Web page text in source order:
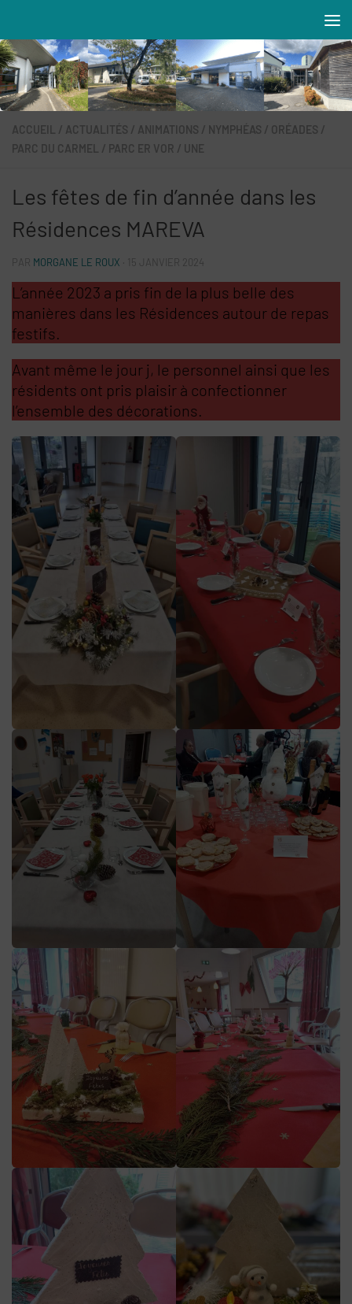
Résidences MAREVA
ACCUEIL / ACTUALITÉS / ANIMATIONS / NYMPHÉAS / ORÉADES /
PARC DU CARMEL / PARC ER VOR / UNE
Les fêtes de fin d’année dans les
Résidences MAREVA
MORGANE LE ROUX 15 JANVIER 2024
L’année 2023 a pris fin de la plus belle des
manières dans les Résidences autour de repas
festifs.
Avant même le jour j, le personnel ainsi que les
résidents ont pris plaisir à confectionner
l’ensemble des décorations.